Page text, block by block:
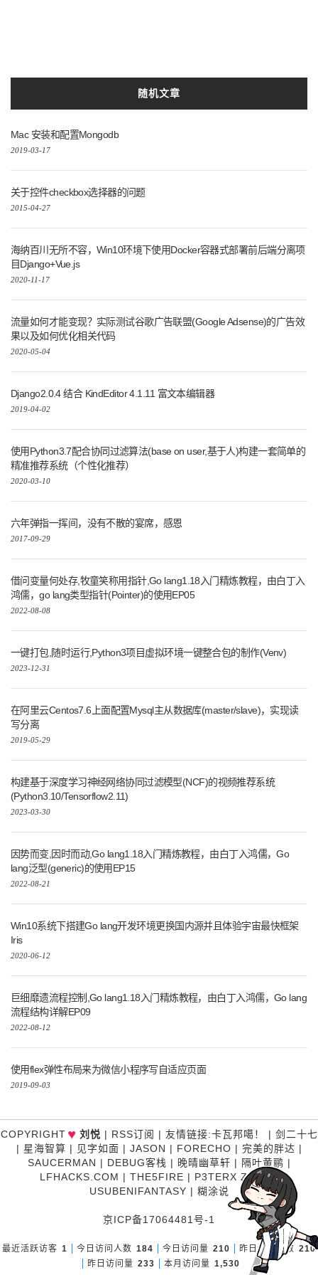
随机文章
Mac 安装和配置Mongodb
2019-03-17
关于控件checkbox选择器的问题
2015-04-27
海纳百川无所不容，Win10环境下使用Docker容器式部署前后端分离项
目Django+Vue.js
2020-11-17
流量如何才能变现？实际测试谷歌广告联盟(Google Adsense)的广告效
果以及如何优化相关代码
2020-05-04
Django2.0.4 结合 KindEditor 4.1.11 富文本编辑器
2019-04-02
使用Python3.7配合协同过滤算法(base on user,基于人)构建一套简单的
精准推荐系统（个性化推荐）
2020-03-10
六年弹指一挥间，没有不散的宴席，感恩
2017-09-29
借问变量何处存,牧童笑称用指针,Go lang1.18入门精炼教程，由白丁入
鸿儒，go lang类型指针(Pointer)的使用EP05
2022-08-08
一键打包,随时运行,Python3项目虚拟环境一键整合包的制作(Venv)
2023-12-31
在阿里云Centos7.6上面配置Mysql主从数据库(master/slave)，实现读
写分离
2019-05-29
构建基于深度学习神经网络协同过滤模型(NCF)的视频推荐系统
(Python3.10/Tensorflow2.11)
2023-03-30
因势而变,因时而动,Go lang1.18入门精炼教程，由白丁入鸿儒，Go
lang泛型(generic)的使用EP15
2022-08-21
Win10系统下搭建Go lang开发环境更换国内源并且体验宇宙最快框架
Iris
2020-06-12
巨细靡遗流程控制,Go lang1.18入门精炼教程，由白丁入鸿儒，Go lang
流程结构详解EP09
2022-08-12
使用flex弹性布局来为微信小程序写自适应页面
2019-09-03
COPYRIGHT♥ 刘悦 | RSS订阅 | 友情链接:卡瓦邦噶！ | 剑二十七
| 星海智算 | 见字如面 | JASON | FORECHO | 完美的胖达 |
SAUCERMAN | DEBUG客栈 | 晚晴幽草轩 | 隔叶黄鹂 |
LFHACKS.COM | THE5FIRE | P3TERX ZONE|
USUBENIFANTASY | 糊涂说
京ICP备17064481号-1
最近活跃访客 1 今日访问人数 184 今日访问量 210 昨日访问人数 210
昨日访问量 233 本月访问量 1,530